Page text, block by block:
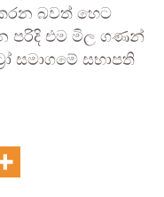
බවත් හෙට
පරිදි එම මිල ගණන්
සමාගමේ සභාපති